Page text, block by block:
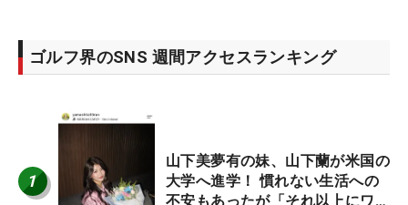
ゴルフ界のSNS 週間アクセスランキング
1
山下美夢有の妹、山下蘭が米国の
大学へ進学！ 慣れない生活への
不安もあったが「それ以上にワク